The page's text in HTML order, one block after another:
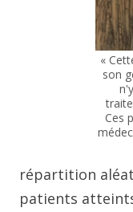
«
son
Ces
répartition
patients